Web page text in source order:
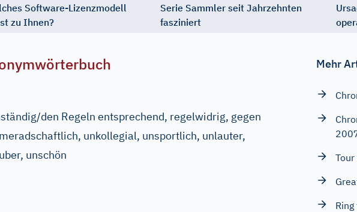
Software-Lizenzmodell
zu Ihnen?
Serie Sammler seit Jahrzehnten
fasziniert
den Regeln entsprechend, regelwidrig, gegen
unkollegial, unsportlich, unlauter,
unschön
Mehr